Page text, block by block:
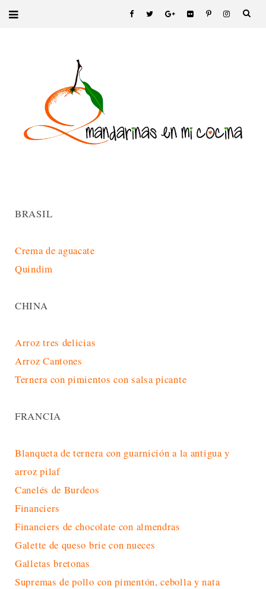
BRASIL
Crema de aguacate
Quindim
CHINA
Arroz tres delicias
Arroz Cantones
Ternera con pimientos con salsa picante
FRANCIA
Blanqueta de ternera con guarnición a la antigua y
arroz pilaf
Canelés de Burdeos
Financiers
Financiers de chocolate con almendras
Galette de queso brie con nueces
Galletas bretonas
Supremas de pollo con pimentón, cebolla y nata